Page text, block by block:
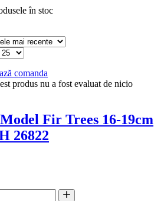
în stoc
comanda
produs nu a fost evaluat de nicio
Fir Trees 16-19cm
26822